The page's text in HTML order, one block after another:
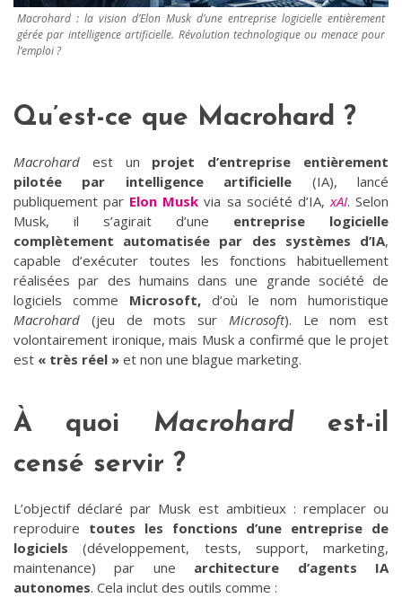
Macrohard : la vision d’Elon Musk d’une entreprise logicielle entièrement
gérée par intelligence artificielle. Révolution technologique ou menace pour
l’emploi ?
Qu’est-ce que Macrohard ?
Macrohard est un projet d’entreprise entièrement
pilotée par intelligence artificielle (IA), lancé
publiquement par Elon Musk via sa société d’IA,xAI. Selon
Musk, il s’agirait d’une entreprise logicielle
complètement automatisée par des systèmes d’IA,
capable d’exécuter toutes les fonctions habituellement
réalisées par des humains dans une grande société de
logiciels comme Microsoft, d’où le nom humoristique
Macrohard (jeu de mots sur Microsoft). Le nom est
volontairement ironique, mais Musk a confirmé que le projet
est « très réel » et non une blague marketing.
À quoi Macrohard est-il
censé servir ?
L’objectif déclaré par Musk est ambitieux : remplacer ou
reproduire toutes les fonctions d’une entreprise de
logiciels (développement, tests, support, marketing,
maintenance) par une architecture d’agents IA
autonomes. Cela inclut des outils comme :